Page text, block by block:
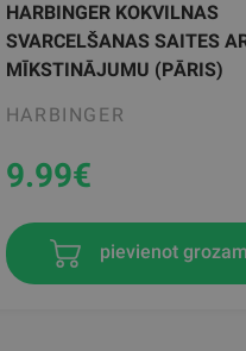
HARBINGER KOKVILNAS
SVARCELŠANAS SAITES
MĪKSTINĀJUMU (PĀRIS)
HARBINGER
9.99€
pievienot grozam